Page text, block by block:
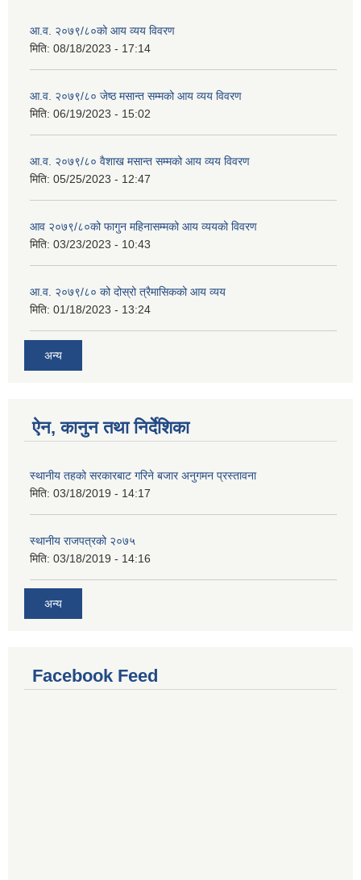
आ.व. २०७९/८०को आय व्यय विवरण
मिति: 08/18/2023 - 17:14
आ.व. २०७९/८० जेष्ठ मसान्त सम्मको आय व्यय विवरण
मिति: 06/19/2023 - 15:02
आ.व. २०७९/८० वैशाख मसान्त सम्मको आय व्यय विवरण
मिति: 05/25/2023 - 12:47
आव २०७९/८०को फागुन महिनासम्मको आय व्ययको विवरण
मिति: 03/23/2023 - 10:43
आ.व. २०७९/८० को दोस्रो त्रैमासिकको आय व्यय
मिति: 01/18/2023 - 13:24
अन्य
ऐन, कानुन तथा निर्देशिका
स्थानीय तहको सरकारबाट गरिने बजार अनुगमन प्रस्तावना
मिति: 03/18/2019 - 14:17
स्थानीय राजपत्रको २०७५
मिति: 03/18/2019 - 14:16
अन्य
Facebook Feed